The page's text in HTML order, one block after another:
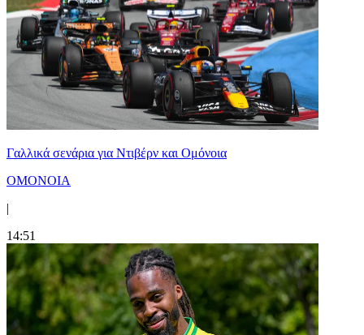
Γαλλικά σενάρια για Ντιβέρν και Ομόνοια
ΟΜΟΝΟΙΑ
|
14:51